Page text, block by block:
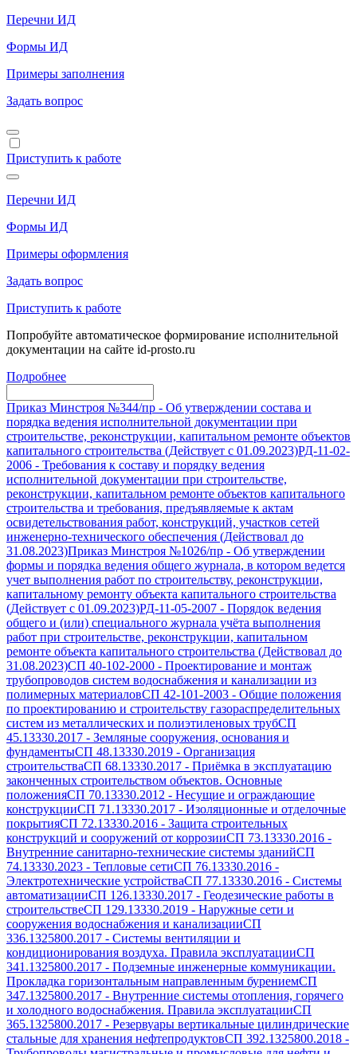
Перечни ИД
Формы ИД
Примеры заполнения
Задать вопрос
Приступить к работе
Перечни ИД
Формы ИД
Примеры оформления
Задать вопрос
Приступить к работе
Попробуйте автоматическое формирование исполнительной
документации на сайте id-prosto.ru
Подробнее
Приказ Минстроя №344/пр - Об утверждении состава и
порядка ведения исполнительной документации при
строительстве, реконструкции, капитальном ремонте объектов
капитального строительства (Действует с 01.09.2023)РД-11-02-
2006 - Требования к составу и порядку ведения
исполнительной документации при строительстве,
реконструкции, капитальном ремонте объектов капитального
строительства и требования, предъявляемые к актам
освидетельствования работ, конструкций, участков сетей
инженерно-технического обеспечения (Действовал до
31.08.2023)Приказ Минстроя №1026/пр - Об утверждении
формы и порядка ведения общего журнала, в котором ведется
учет выполнения работ по строительству, реконструкции,
капитальному ремонту объекта капитального строительства
(Действует с 01.09.2023)РД-11-05-2007 - Порядок ведения
общего и (или) специального журнала учёта выполнения
работ при строительстве, реконструкции, капитальном
ремонте объекта капитального строительства (Действовал до
31.08.2023)СП 40-102-2000 - Проектирование и монтаж
трубопроводов систем водоснабжения и канализации из
полимерных материаловСП 42-101-2003 - Общие положения
по проектированию и строительству газораспределительных
систем из металлических и полиэтиленовых трубСП
45.13330.2017 - Земляные сооружения, основания и
фундаментыСП 48.13330.2019 - Организация
строительстваСП 68.13330.2017 - Приёмка в эксплуатацию
законченных строительством объектов. Основные
положенияСП 70.13330.2012 - Несущие и ограждающие
конструкцииСП 71.13330.2017 - Изоляционные и отделочные
покрытияСП 72.13330.2016 - Защита строительных
конструкций и сооружений от коррозииСП 73.13330.2016 -
Внутренние санитарно-технические системы зданийСП
74.13330.2023 - Тепловые сетиСП 76.13330.2016 -
Электротехнические устройстваСП 77.13330.2016 - Системы
автоматизацииСП 126.13330.2017 - Геодезические работы в
строительствеСП 129.13330.2019 - Наружные сети и
сооружения водоснабжения и канализацииСП
336.1325800.2017 - Системы вентиляции и
кондиционирования воздуха. Правила эксплуатацииСП
341.1325800.2017 - Подземные инженерные коммуникации.
Прокладка горизонтальным направленным бурениемСП
347.1325800.2017 - Внутренние системы отопления, горячего
и холодного водоснабжения. Правила эксплуатацииСП
365.1325800.2017 - Резервуары вертикальные цилиндрические
стальные для хранения нефтепродуктовСП 392.1325800.2018 -